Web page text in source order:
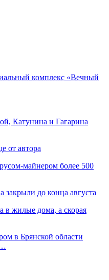
комплекс «Вечный
Катунина и Гагарина
от автора
майнером более 500
закрыли до конца августа
в жилые дома, а скорая
в Брянской области